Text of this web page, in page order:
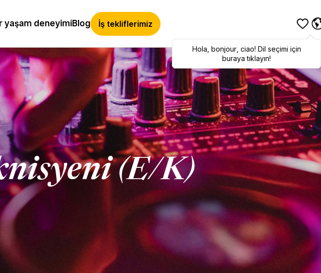
yaşam deneyimiBlog İş tekliflerimiz
Hola,bonjour,ciao! To switch
languages, click here!
Hola bonjour, ciao! Dil seçimi için
buraya tıklayın!
(E/K)